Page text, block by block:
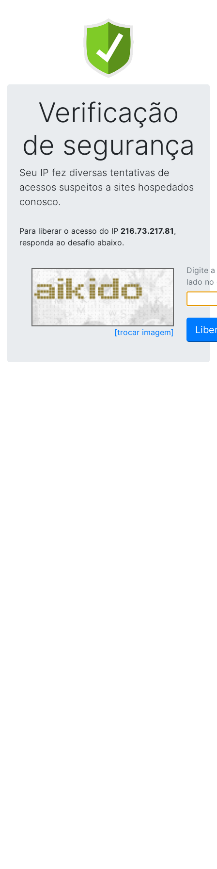
Verificação
de segurança
Seu IP fez diversas tentativas de
acessos suspeitos a sites hospedados
conosco.
Para liberar o acesso do IP 216.73.217.81,
responda ao desafio abaixo.
[trocar imagem]
Digite
lado no